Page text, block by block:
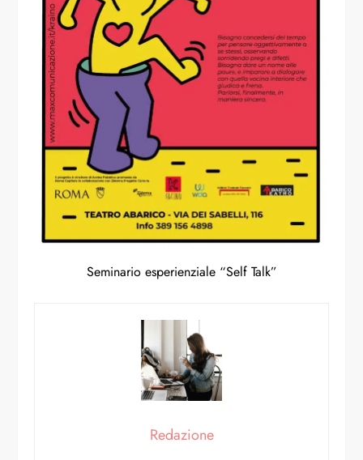
Seminario esperienziale “Self Talk”
Redazione